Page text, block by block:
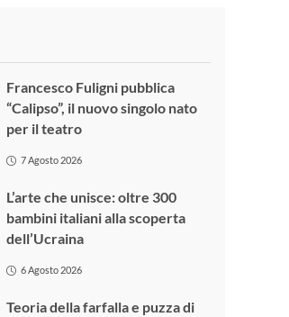
Francesco Fuligni pubblica
“Calipso”, il nuovo singolo nato
per il teatro
7 Agosto 2026
L’arte che unisce: oltre 300
bambini italiani alla scoperta
dell’Ucraina
6 Agosto 2026
Teoria della farfalla e puzza di